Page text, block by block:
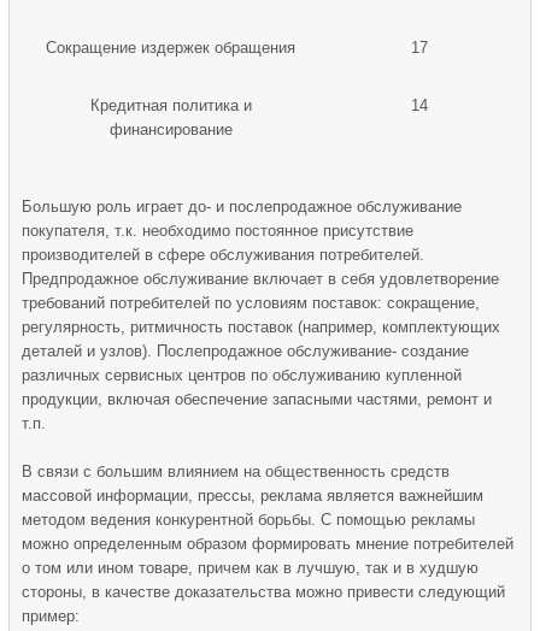
Сокращение издержек обращения 17
Кредитная политика и
финансирование
14
Большую роль играет до- и послепродажное обслуживание
покупателя, т.к. необходимо постоянное присутствие
производителей в сфере обслуживания потребителей.
Предпродажное обслуживание включает в себя удовлетворение
требований потребителей по условиям поставок: сокращение,
регулярность, ритмичность поставок (например, комплектующих
деталей и узлов). Послепродажное обслуживание- создание
различных сервисных центров по обслуживанию купленной
продукции, включая обеспечение запасными частями, ремонт и
т.п.
В связи с большим влиянием на общественность средств
массовой информации, прессы, реклама является важнейшим
методом ведения конкурентной борьбы. С помощью рекламы
можно определенным образом формировать мнение потребителей
о том или ином товаре, причем как в лучшую, так и в худшую
стороны, в качестве доказательства можно привести следующий
пример: